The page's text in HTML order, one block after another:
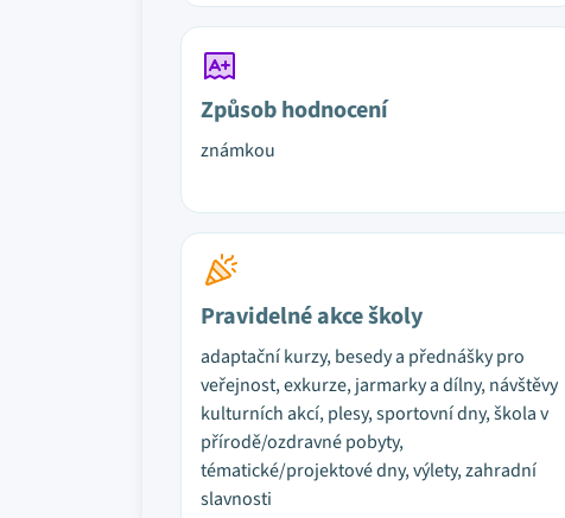
Způsob hodnocení
známkou
Pravidelné akce školy
adaptační kurzy, besedy a přednášky pro
veřejnost, exkurze, jarmarky a dílny, návštěvy
kulturních akcí, plesy, sportovní dny, škola v
přírodě/ozdravné pobyty,
tématické/projektové dny, výlety, zahradní
slavnosti